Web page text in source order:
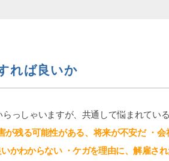
など
階に
も良
の
交通事故の件で遠藤さんに
りました。丁寧かつ迅速に
した。ありがとうございま
続きを読む
れば良いか
っしゃいますが、共通して悩まれてい
が残る可能性がある、将来が不安だ ・
かわからない ・ケガを理由に、解雇さ